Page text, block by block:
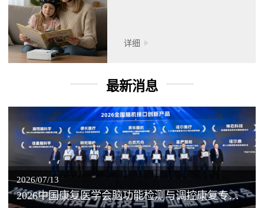
详细
最新消息
2026/07/13
2026中国康复医学会脑功能检测与调控康复专业委员会学术年会丨脑客中国：脑机接口——EEG驱动TMS闭环调控工作坊